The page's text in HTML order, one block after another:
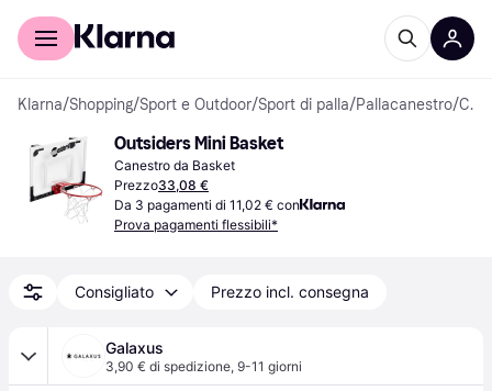
Per il tuo shopping
Klarna/Shopping/Sport e Outdoor/Sport di palla/Pallacanestro/ Canestri da Basket
Outsiders Mini Basket
Canestro da Basket
Prezzo33,08 €
Da 3 pagamenti di 11,02 € con
Prova pagamenti flessibili*
Consigliato Prezzo incl. consegna
Galaxus
3,90 € di spedizione, 9-11 giorni